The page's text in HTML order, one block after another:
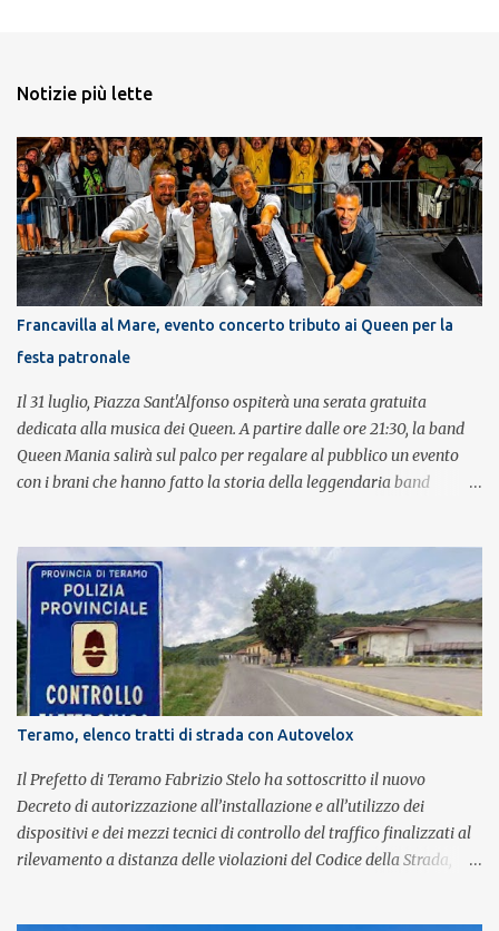
Notizie più lette
Francavilla al Mare, evento concerto tributo ai Queen per la
festa patronale
Il 31 luglio, Piazza Sant'Alfonso ospiterà una serata gratuita
dedicata alla musica dei Queen. A partire dalle ore 21:30, la band
Queen Mania salirà sul palco per regalare al pubblico un evento
con i brani che hanno fatto la storia della leggendaria band
con grande successo la passione e l'energia del celebre gruppo. Lo
spettacolo si inserisce nell'ambito dei festeggiamenti in onore di
Sant'Alfonso, il santo patrono della città. La formazione sul palco è
composta da Simone Fortuna alla batteria e voce, Fabrizio
Palermo al basso e voce, Tiziano Giampieri alla chitarra e voce, e
Salvo Vinci alla voce. Salvo Vinci è la voce scelta direttamente da
Brian May e Roger Taylor per il musical We Will Rock You.
Teramo, elenco tratti di strada con Autovelox
Il Prefetto di Teramo Fabrizio Stelo ha sottoscritto il nuovo
Decreto di autorizzazione all’installazione e all’utilizzo dei
dispositivi e dei mezzi tecnici di controllo del traffico finalizzati al
rilevamento a distanza delle violazioni del Codice della Strada,